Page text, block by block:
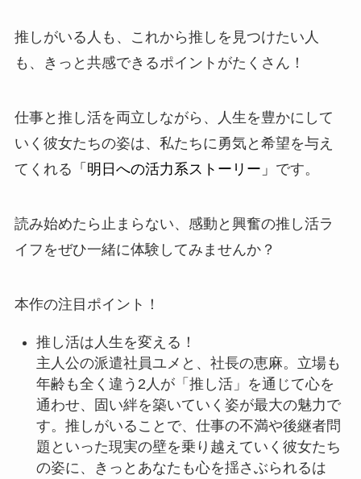
推しがいる人も、これから推しを見つけたい人
も、きっと共感できるポイントがたくさん！
仕事と推し活を両立しながら、人生を豊かにして
いく彼女たちの姿は、私たちに勇気と希望を与え
てくれる 「明日への活力系ストーリー」 です。
読み始めたら止まらない、感動と興奮の推し活ラ
イフをぜひ一緒に体験してみませんか？
本作の注目ポイント！
推し活は人生を変える！
主人公の派遣社員ユメと、社長の恵麻。立場も
年齢も全く違う2人が「推し活」を通じて心を
通わせ、固い絆を築いていく姿が最大の魅力で
す。推しがいることで、仕事の不満や後継者問
題といった現実の壁を乗り越えていく彼女たち
の姿に、きっとあなたも心を揺さぶられるは